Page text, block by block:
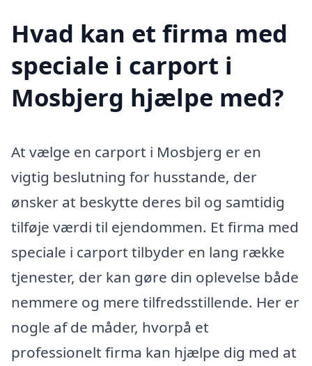
Hvad kan et firma med
speciale i carport i
Mosbjerg hjælpe med?
At vælge en carport i Mosbjerg er en
vigtig beslutning for husstande, der
ønsker at beskytte deres bil og samtidig
tilføje værdi til ejendommen. Et firma med
speciale i carport tilbyder en lang række
tjenester, der kan gøre din oplevelse både
nemmere og mere tilfredsstillende. Her er
nogle af de måder, hvorpå et
professionelt firma kan hjælpe dig med at